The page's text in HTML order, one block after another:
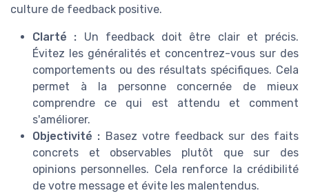
culture de feedback positive.
Clarté : Un feedback doit être clair et précis.
Évitez les généralités et concentrez-vous sur des
comportements ou des résultats spécifiques. Cela
permet à la personne concernée de mieux
comprendre ce qui est attendu et comment
s'améliorer.
Objectivité : Basez votre feedback sur des faits
concrets et observables plutôt que sur des
opinions personnelles. Cela renforce la crédibilité
de votre message et évite les malentendus.